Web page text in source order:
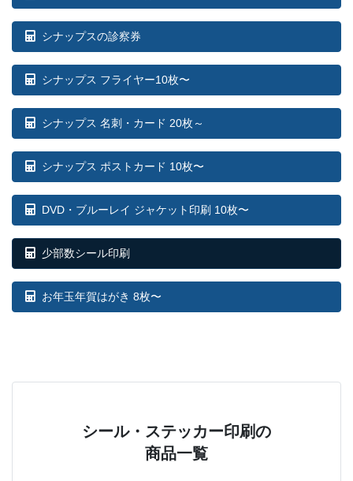
シナップスの診察券
シナップス フライヤー10枚〜
シナップス 名刺・カード 20枚～
シナップス ポストカード 10枚〜
DVD・ブルーレイ ジャケット印刷 10枚〜
少部数シール印刷
お年玉年賀はがき 8枚〜
シール・ステッカー印刷の
商品一覧